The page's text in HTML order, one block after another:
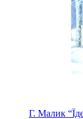
Г. Малик